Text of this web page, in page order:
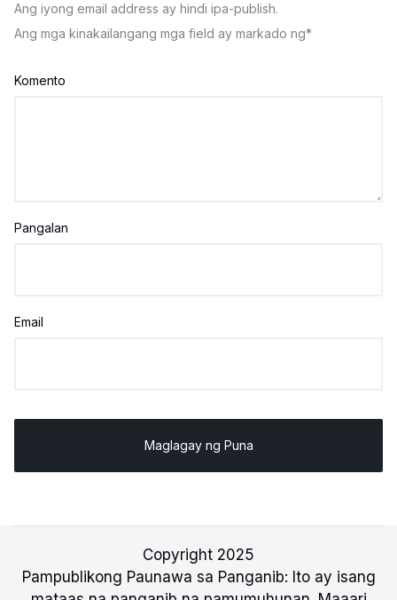
Ang iyong email address ay hindi ipa-publish.
Ang mga kinakailangang mga field ay markado ng*
Komento
Pangalan
Email
Copyright 2025
Pampublikong Paunawa sa Panganib: Ito ay isang